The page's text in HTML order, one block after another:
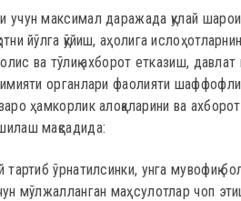
учун максимал даражада қулай
йўлга қўйиш, аҳолига
ва тўлиқ ахборот етказиш,
органлари фаолияти
ҳамкорлик алоқаларини ва
мақсадида:
ўрнатилсинки, унга мувофиқ
мўлжалланган маҳсулотлар чоп